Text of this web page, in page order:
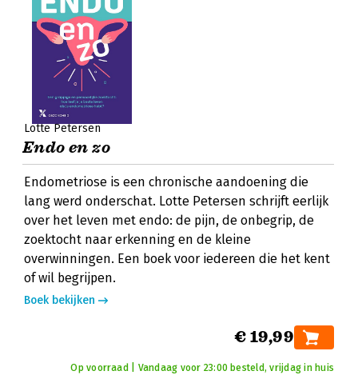
Lotte Petersen
Endo en zo
Endometriose is een chronische aandoening die
lang werd onderschat. Lotte Petersen schrijft eerlijk
over het leven met endo: de pijn, de onbegrip, de
zoektocht naar erkenning en de kleine
overwinningen. Een boek voor iedereen die het kent
of wil begrijpen.
Boek bekijken
€ 19,99
Op voorraad | Vandaag voor 23:00 besteld, vrijdag in huis